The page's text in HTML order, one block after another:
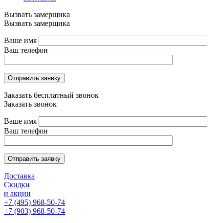
Вызвать замерщика
Вызвать замерщика
Ваше имя
Ваш телефон
Отправить заявку
Заказать бесплатный звонок
Заказать звонок
Ваше имя
Ваш телефон
Отправить заявку
Доставка
Скидки
и акции
+7 (495) 968-50-74
+7 (903) 968-50-74